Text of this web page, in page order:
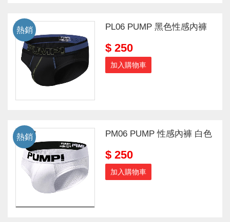
PL06 PUMP 黑色性感內褲
$ 250
加入購物車
熱銷
PM06 PUMP 性感內褲 白色
$ 250
加入購物車
熱銷